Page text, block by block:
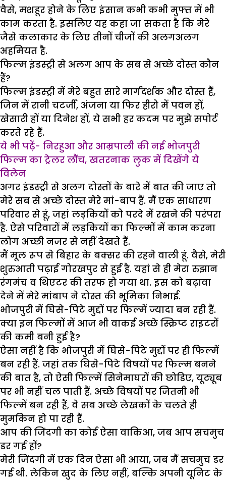
वैसे, मशहूर होने के लिए इंसान कभी कभी मुफ्त में भी
काम करता है. इसलिए यह कहा जा सकता है कि मेरे
जैसे कलाकार के लिए तीनों चीजों की अलगअलग
अहमियत है.
फिल्म इंडस्ट्री से अलग आप के सब से अच्छे दोस्त कौन
हैं?
फिल्म इंडस्ट्री में मेरे बहुत सारे मार्गदर्शक और दोस्त हैं,
जिन में रानी चटर्जी, अंजना या फिर हीरो में पवन हों,
खेसारी हों या दिनेश हों, ये सभी हर कदम पर मुझे सपोर्ट
करते रहे हैं.
ये भी पढ़ें- निरहुआ और आम्रपाली की नई भोजपुरी
फिल्म का ट्रेलर लौंच, खतरनाक लुक में दिखेंगे ये
विलेन
अगर इंडस्ट्री से अलग दोस्तों के बारे में बात की जाए तो
मेरे सब से अच्छे दोस्त मेरे मां-बाप हैं. मैं एक साधारण
परिवार से हूं, जहां लड़कियों को परदे में रखने की परंपरा
है. ऐसे परिवारों में लड़कियों का फिल्मों में काम करना
लोग अच्छी नजर से नहीं देखते हैं.
मैं मूल रूप से बिहार के बक्सर की रहने वाली हूं. वैसे, मेरी
शुरुआती पढ़ाई गोरखपुर से हुई है. यहां से ही मेरा रुझान
रंगमंच व थिएटर की तरफ हो गया था. इस को बढ़ावा
देने में मेरे मांबाप ने दोस्त की भूमिका निभाई.
भोजपुरी में घिसे-पिटे मुद्दों पर फिल्में ज्यादा बन रही हैं.
क्या इन फिल्मों में आज भी वाकई अच्छे स्क्रिप्ट राइटरों
की कमी बनी हुई है?
ऐसा नहीं है कि भोजपुरी में घिसे-पिटे मुद्दों पर ही फिल्में
बन रही हैं. जहां तक घिसे-पिटे विषयों पर फिल्म बनने
की बात है, तो ऐसी फिल्में सिनेमाघरों की छोडिए, यूट्यूब
पर भी नहीं चल पाती हैं. अच्छे विषयों पर जितनी भी
फिल्में बन रही हैं, वे सब अच्छे लेखकों के चलते ही
मुमकिन हो पा रही हैं.
आप की जिंदगी का कोई ऐसा वाकिआ, जब आप सचमुच
डर गई हों?
मेरी जिंदगी में एक दिन ऐसा भी आया, जब मैं सचमुच डर
गई थी. लेकिन खुद के लिए नहीं, बल्कि अपनी यूनिट के